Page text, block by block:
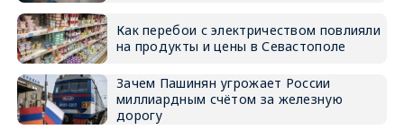
Как перебои с электричеством повлияли
на продукты и цены в Севастополе
Зачем Пашинян угрожает России
миллиардным счётом за железную
дорогу